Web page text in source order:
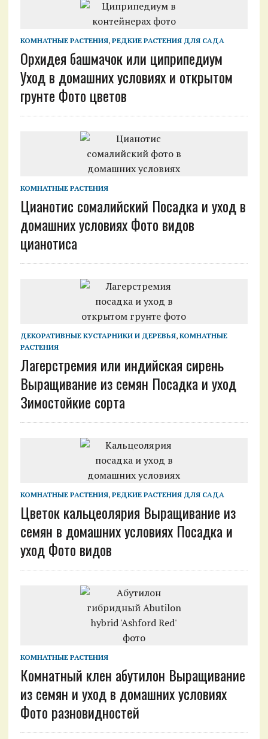
КОМНАТНЫЕ РАСТЕНИЯ, РЕДКИЕ РАСТЕНИЯ ДЛЯ САДА
Орхидея башмачок или циприпедиум
Уход в домашних условиях и открытом
грунте Фото цветов
КОМНАТНЫЕ РАСТЕНИЯ
Цианотис сомалийский Посадка и уход в
домашних условиях Фото видов
цианотиса
ДЕКОРАТИВНЫЕ КУСТАРНИКИ И ДЕРЕВЬЯ, КОМНАТНЫЕ
РАСТЕНИЯ
Лагерстремия или индийская сирень
Выращивание из семян Посадка и уход
Зимостойкие сорта
КОМНАТНЫЕ РАСТЕНИЯ, РЕДКИЕ РАСТЕНИЯ ДЛЯ САДА
Цветок кальцеолярия Выращивание из
семян в домашних условиях Посадка и
уход Фото видов
КОМНАТНЫЕ РАСТЕНИЯ
Комнатный клен абутилон Выращивание
из семян и уход в домашних условиях
Фото разновидностей